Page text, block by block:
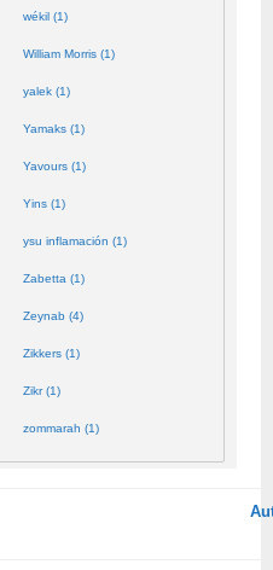
wékil (1)
William Morris (1)
yalek (1)
Yamaks (1)
Yavours (1)
Yins (1)
ysu inflamación (1)
Zabetta (1)
Zeynab (4)
Zikkers (1)
Zikr (1)
zommarah (1)